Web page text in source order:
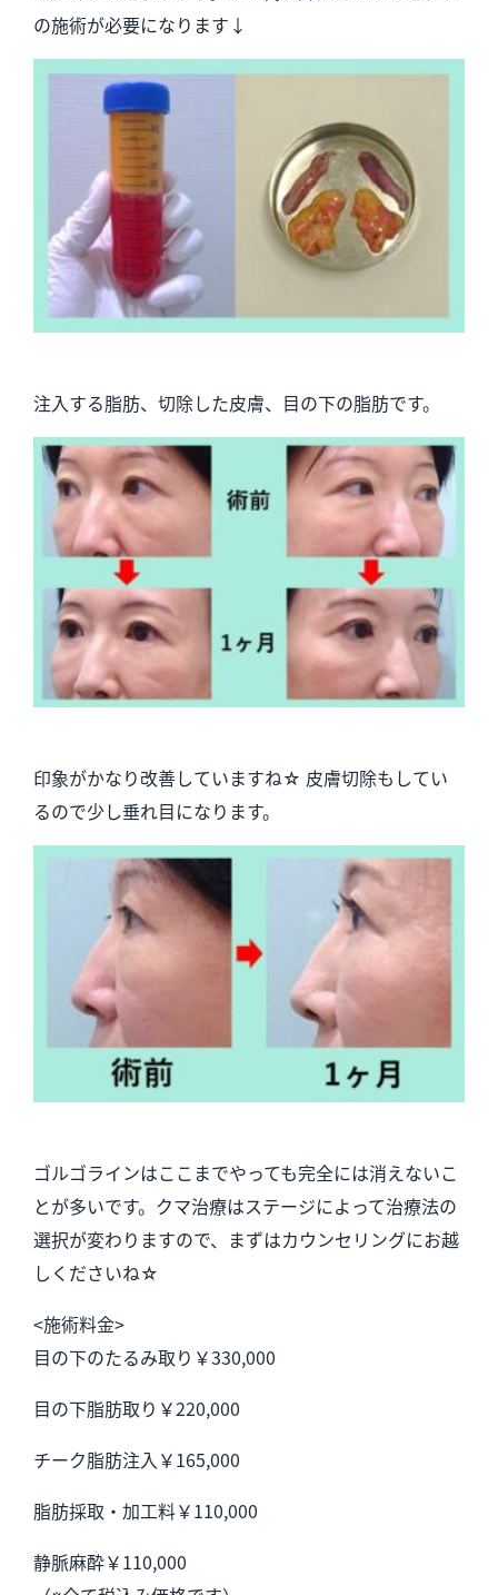
の施術が必要になります↓
注入する脂肪、切除した皮膚、目の下の脂肪です。
印象がかなり改善していますね☆ 皮膚切除もしてい
るので少し垂れ目になります。
ゴルゴラインはここまでやっても完全には消えないこ
とが多いです。クマ治療はステージによって治療法の
選択が変わりますので、まずはカウンセリングにお越
しくださいね☆
<施術料金>
目の下のたるみ取り￥330,000
目の下脂肪取り￥220,000
チーク脂肪注入￥165,000
脂肪採取・加工料￥110,000
静脈麻酔￥110,000